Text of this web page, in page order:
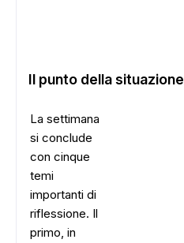
Il punto della situazione
La settimana
si conclude
con cinque
temi
importanti di
riflessione. Il
primo, in